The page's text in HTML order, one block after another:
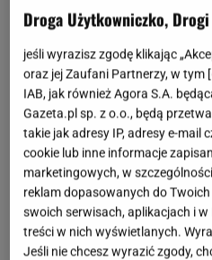
Syn
ojca. "Nie było
Droga Użytkowniczko,
jeśli wyrazisz zgodę klikając
oraz jej Zaufani Partnerzy, w tym [
IAB, jak również Agora S.A.
Gazeta.pl sp. z o.o., będą
takie jak adresy IP, adresy e-mail
cookie lub inne informacje
marketingowych, w
reklam dopasowanych do
swoich serwisach, aplikacjach i
treści w nich wyświetlanych.
Jeśli nie chcesz wyrazić zgody,